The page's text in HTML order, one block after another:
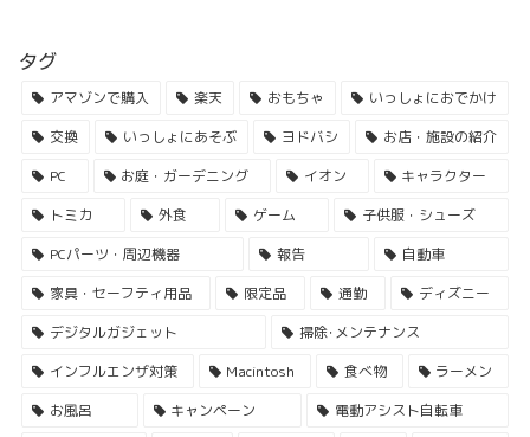
タグ
アマゾンで購入 楽天 おもちゃ
いっしょにおでかけ
交換
いっしょにあそぶ ヨドバシ
お店・施設の紹介
PC
お庭・ガーデニング イオン
キャラクター
トミカ
外食 ゲーム
子供服・シューズ
PCパーツ・周辺機器
報告
自動車
家具・セーフティ用品
限定品 通勤
ディズニー
デジタルガジェット
掃除･メンテナンス
インフルエンザ対策
Macintosh 食べ物
ラーメン
お風呂
キャンペーン
電動アシスト自転車